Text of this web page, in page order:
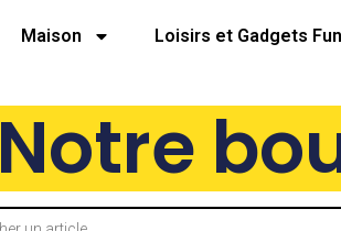
Maison Loisirs et Gadgets Fun
Notre